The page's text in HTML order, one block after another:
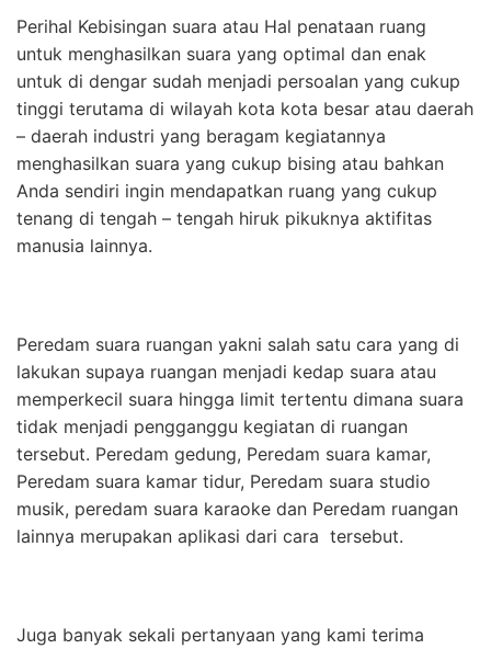
Perihal Kebisingan suara atau Hal penataan ruang
untuk menghasilkan suara yang optimal dan enak
untuk di dengar sudah menjadi persoalan yang cukup
tinggi terutama di wilayah kota kota besar atau daerah
– daerah industri yang beragam kegiatannya
menghasilkan suara yang cukup bising atau bahkan
Anda sendiri ingin mendapatkan ruang yang cukup
tenang di tengah – tengah hiruk pikuknya aktifitas
manusia lainnya.
Peredam suara ruangan yakni salah satu cara yang di
lakukan supaya ruangan menjadi kedap suara atau
memperkecil suara hingga limit tertentu dimana suara
tidak menjadi pengganggu kegiatan di ruangan
tersebut. Peredam gedung, Peredam suara kamar,
Peredam suara kamar tidur, Peredam suara studio
musik, peredam suara karaoke dan Peredam ruangan
lainnya merupakan aplikasi dari cara tersebut.
Juga banyak sekali pertanyaan yang kami terima